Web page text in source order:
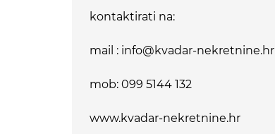
kontaktirati na:
mail : info@kvadar-nekretnine.hr
mob: 099 5144 132
www.kvadar-nekretnine.hr